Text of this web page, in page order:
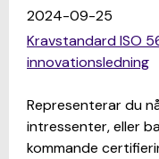
2024-09-25
Kravstandard ISO
innovationsledning
Representerar du
intressenter, eller
kommande